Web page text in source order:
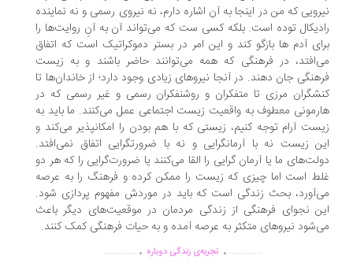
که من در اینجا به آن اشاره دارم، نه نیروی رسمی و نه نماینده
توده است. بلکه کسی ست که می‌تواند آن به آنِ روایت‌ها را
آدم ها بازگو کند و این امر در بستر دموکراتیک است که اتفاق
در فرهنگی که همه می‌توانند حاضر باشند و به زیست
جان دهند. در آنجا نیروهای زیادی وجود دارد؛ از خاندان‌ها تا
مرزی تا متفکران و روشنفکران رسمی و غیر رسمی که در
معطوف به واقعیت زیست اجتماعی عمل می‌کنند. ما باید به
آرام توجه کنیم، زیستی که با هم بودن را امکانپذیر می‌کند و
زیست نه با آرمانگرایی و نه با ضرورتگرایی اتفاق نمی‌افتد.
ما یا آرمان گرایی را القا می‌کنند یا ضرورت‌گرایی را که هر دو
است اما چیزی که زیست را ممکن کرده و فرهنگ را به عرصه
بحث زندگی است که باید در موردش مفهوم پردازی شود.
نجوای فرهنگی از زندگی مردمان در موقعیت‌های دیگر باعث
نیروهای متکثر به عرصه آمده و به حیات فرهنگی کمک کنند.
...............تجربه‌ی زندگی دوباره ...............